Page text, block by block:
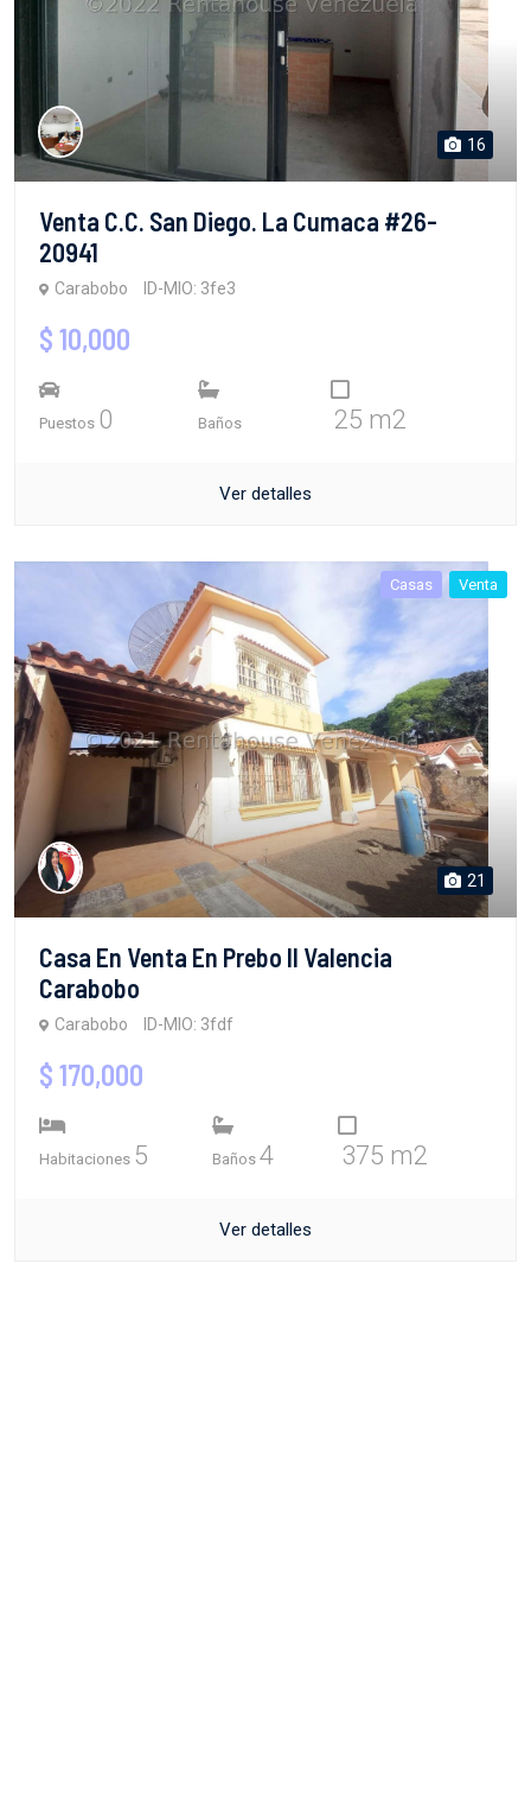
16
Venta C.C. San Diego. La Cumaca #26-
20941
Carabobo ID-MIO: 3fe3
$ 10,000
Puestos 0 Baños 25 m2
Ver detalles
Casas Venta
21
Casa En Venta En Prebo II Valencia
Carabobo
Carabobo ID-MIO: 3fdf
$ 170,000
Habitaciones 5 Baños 4 375 m2
Ver detalles